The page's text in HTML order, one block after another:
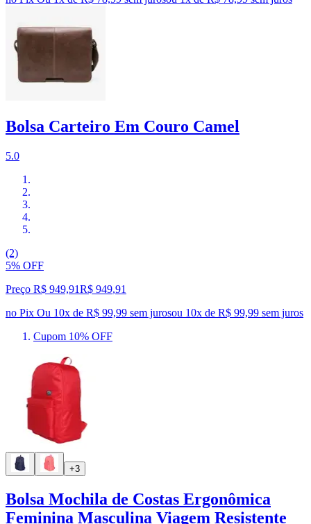
Bolsa Carteiro Em Couro Camel
5.0
(2)
5% OFF
Preço R$ 949,91R$ 949,91
no Pix Ou 10x de R$ 99,99 sem jurosou 10x de R$ 99,99 sem juros
Cupom 10% OFF
+3
Bolsa Mochila de Costas Ergonômica
Feminina Masculina Viagem Resistente